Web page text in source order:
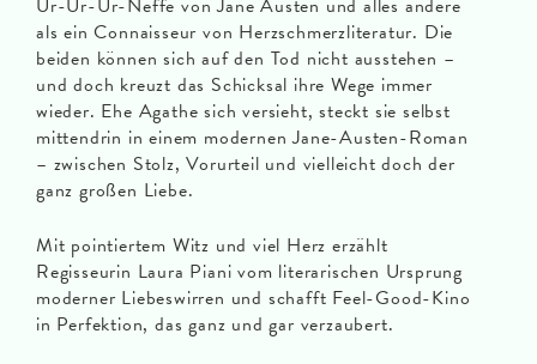
Ur-Ur-Ur-Neffe von Jane Austen und alles andere
als ein Connaisseur von Herzschmerzliteratur. Die
beiden können sich auf den Tod nicht ausstehen –
und doch kreuzt das Schicksal ihre Wege immer
wieder. Ehe Agathe sich versieht, steckt sie selbst
mittendrin in einem modernen Jane-Austen-Roman
– zwischen Stolz, Vorurteil und vielleicht doch der
ganz großen Liebe.
Mit pointiertem Witz und viel Herz erzählt
Regisseurin Laura Piani vom literarischen Ursprung
moderner Liebeswirren und schafft Feel-Good-Kino
in Perfektion, das ganz und gar verzaubert.